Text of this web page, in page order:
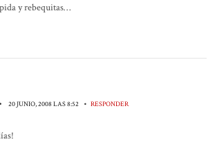
y rebequitas…
• 20 JUNIO, 2008 LAS 8:52 • RESPONDER